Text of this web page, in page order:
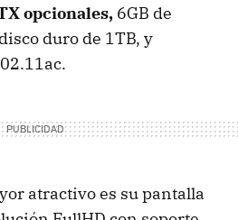
opcionales, 6GB de
duro de 1TB, y
atractivo es su pantalla